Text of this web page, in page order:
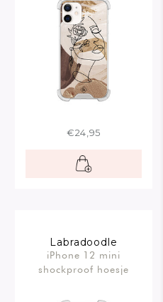
€24,95
Labradoodle
iPhone 12 mini
shockproof hoesje